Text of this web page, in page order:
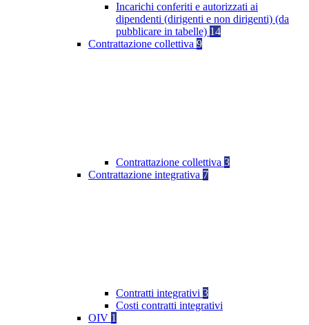
Incarichi conferiti e autorizzati ai
dipendenti (dirigenti e non dirigenti) (da
pubblicare in tabelle) 14
Contrattazione collettiva 9
Contrattazione collettiva 3
Contrattazione integrativa 7
Contratti integrativi 3
Costi contratti integrativi
OIV 1